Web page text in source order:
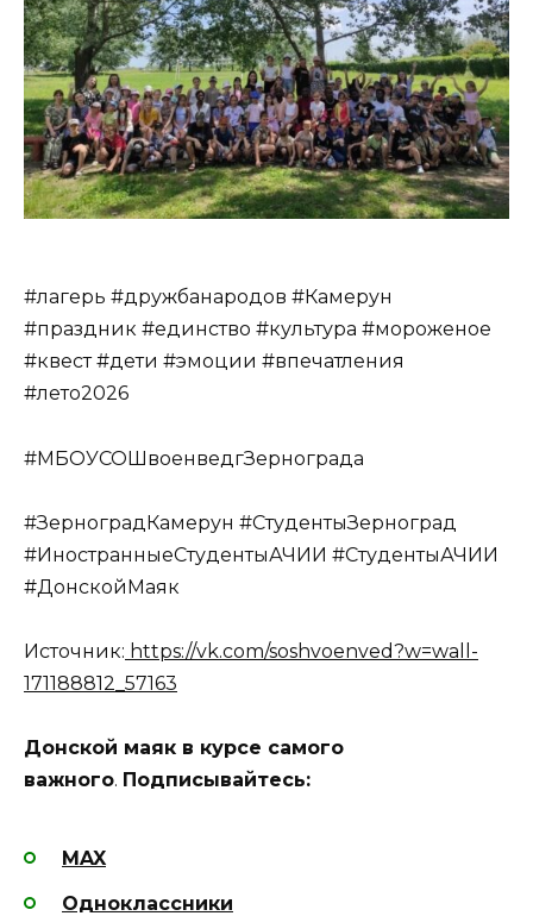
#лагерь #дружбанародов #Камерун
#праздник #единство #культура #мороженое
#квест #дети #эмоции #впечатления
#лето2026
#МБОУСОШвоенведгЗернограда
#ЗерноградКамерун #СтудентыЗерноград
#ИностранныеСтудентыАЧИИ #СтудентыАЧИИ
#ДонскойМаяк
Источник: https://vk.com/soshvoenved?w=wall-
171188812_57163
Донской маяк в курсе самого
важного. Подписывайтесь:
MAX
Одноклассники